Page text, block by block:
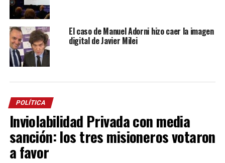
El caso de Manuel Adorni hizo caer la imagen
digital de Javier Milei
POLÍTICA
Inviolabilidad Privada con media
sanción: los tres misioneros votaron
a favor